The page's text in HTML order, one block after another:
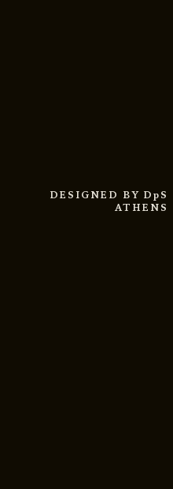
DESIGNED BY DpS
ATHENS